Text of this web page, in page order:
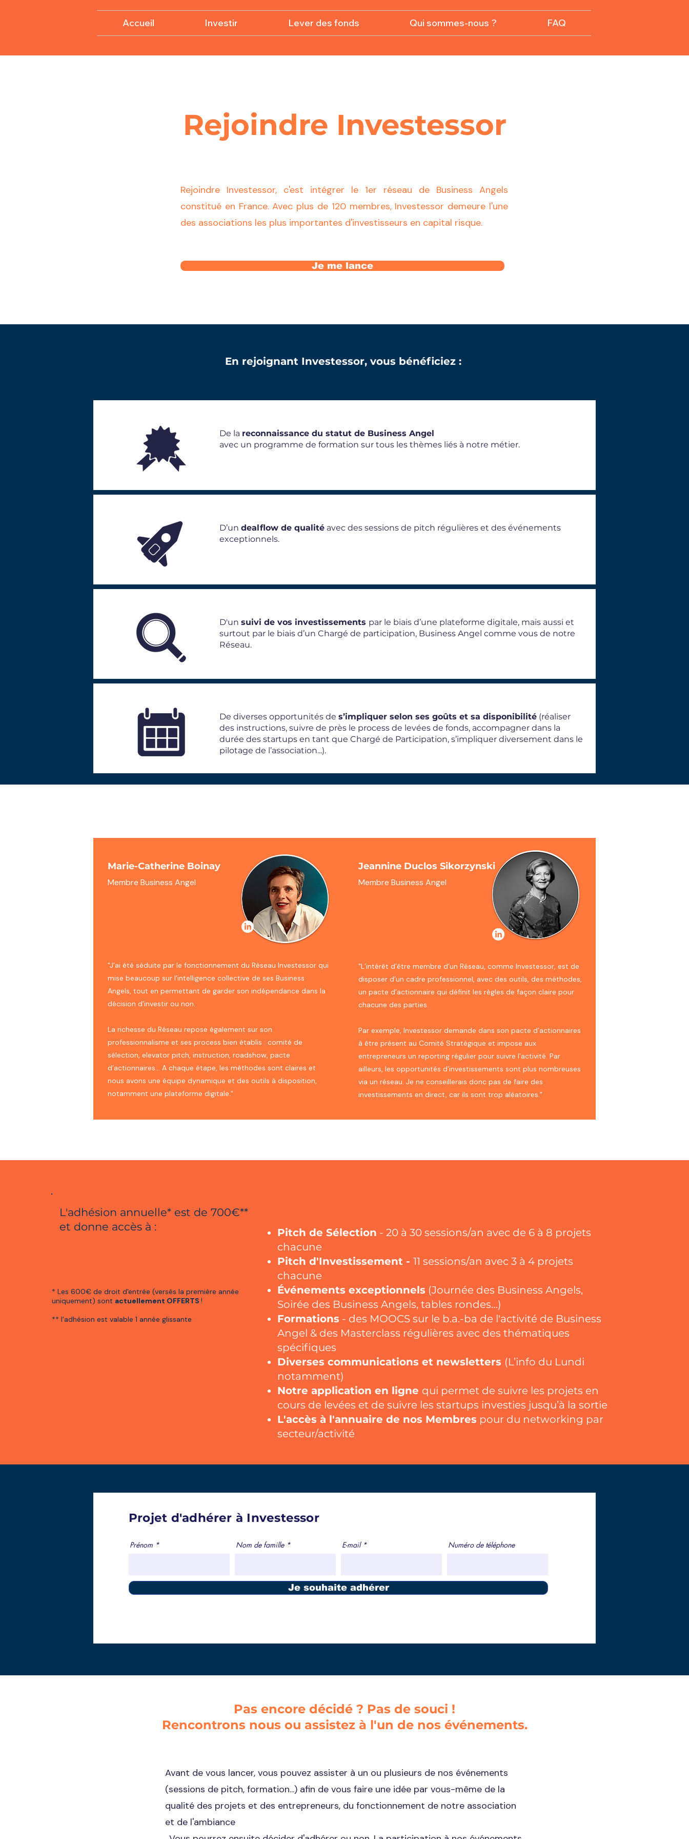
Accueil Investir Lever des fonds Qui sommes-nous ? FAQ
Rejoindre Investessor
Rejoindre Investessor, c'est intégrer le 1er réseau de Business Angels
constitué en France. Avec plus de 120 membres, Investessor demeure l'une
des associations les plus importantes d'investisseurs en capital risque.
Je me lance
En rejoignant Investessor, vous bénéficiez :
De la reconnaissance du statut de Business Angel
avec un programme de formation sur tous les thèmes liés à notre métier.
D’un dealflow de qualité avec des sessions de pitch régulières et des événements
exceptionnels.
D'un suivi de vos investissements par le biais d’une plateforme digitale, mais aussi et
surtout par le biais d’un Chargé de participation, Business Angel comme vous de notre
Réseau.
De diverses opportunités de s’impliquer selon ses goûts et sa disponibilité (réaliser
des instructions, suivre de près le process de levées de fonds, accompagner dans la
durée des startups en tant que Chargé de Participation, s’impliquer diversement dans le
pilotage de l’association...).
Marie-Catherine Boinay
Membre Business Angel
"J’ai été séduite par le fonctionnement du Réseau Investessor qui
mise beaucoup sur l’intelligence collective de ses Business
Angels, tout en permettant de garder son indépendance dans la
décision d’investir ou non.
La richesse du Réseau repose également sur son
professionnalisme et ses process bien établis : comité de
sélection, elevator pitch, instruction, roadshow, pacte
d’actionnaires... A chaque étape, les méthodes sont claires et
nous avons une équipe dynamique et des outils à disposition,
notamment une plateforme digitale."
Jeannine Duclos Sikorzynski
Membre Business Angel
"L’intérêt d’être membre d’un Réseau, comme Investessor, est de
disposer d’un cadre professionnel, avec des outils, des méthodes,
un pacte d’actionnaire qui définit les règles de façon claire pour
chacune des parties.
Par exemple, Investessor demande dans son pacte d’actionnaires
à être présent au Comité Stratégique et impose aux
entrepreneurs un reporting régulier pour suivre l’activité. Par
ailleurs, les opportunités d’investissements sont plus nombreuses
via un réseau. Je ne conseillerais donc pas de faire des
investissements en direct, car ils sont trop aléatoires."
Pitch de Sélection - 20 à 30 sessions/an avec de 6 à 8 projets
chacune
Pitch d'Investissement - 11 sessions/an avec 3 à 4 projets
chacune
Événements exceptionnels (Journée des Business Angels,
Soirée des Business Angels, tables rondes…)
Formations - des MOOCS sur le b.a.-ba de l'activité de Business
Angel & des Masterclass régulières avec des thématiques
spécifiques
Diverses communications et newsletters (L’info du Lundi
notamment)
Notre application en ligne qui permet de suivre les projets en
cours de levées et de suivre les startups investies jusqu’à la sortie
L'accès à l'annuaire de nos Membres pour du networking par
secteur/activité
L'adhésion annuelle* est de 700€**
et donne accès à :
* Les 600€ de droit d'entrée (versés la première année
uniquement) sont actuellement OFFERTS !
** l'adhésion est valable 1 année glissante
Projet d'adhérer à Investessor
Prénom Nom de famille E-mail Numéro de téléphone
Je souhaite adhérer
Pas encore décidé ? Pas de souci !
Rencontrons nous ou assistez à l'un de nos événements.
Avant de vous lancer, vous pouvez assister à un ou plusieurs de nos événements
(sessions de pitch, formation...) afin de vous faire une idée par vous-même de la
qualité des projets et des entrepreneurs, du fonctionnement de notre association
et de l'ambiance